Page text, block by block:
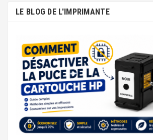
LE BLOG DE L'IMPRIMANTE